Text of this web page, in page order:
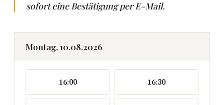
sofort eine Bestätigung per E-Mail.
Montag, 10.08.2026
16:00 16:30